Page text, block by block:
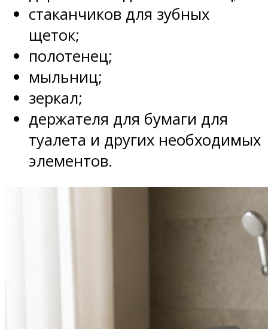
стаканчиков для зубных
щеток;
полотенец;
мыльниц;
зеркал;
держателя для бумаги для
туалета и других необходимых
элементов.